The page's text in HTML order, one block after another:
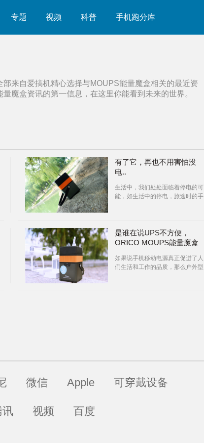
专题 视频 科普 手机跑分库
部来自爱搞机精心选择与MOUPS能量魔盒相关的最近资
量魔盒资讯的第一信息，在这里你能看到未来的世界。
有了它，再也不用害怕没
电..
生活中，我们处处面临着停电的可
能，如生活中的停电，旅途时的手
是谁在说UPS不方便，
ORICO MOUPS能量魔盒
还是尽情的玩你的无人机吧
如果说手机移动电源真正促进了人
们生活和工作的品质，那么户外型
微信 Apple 可穿戴设备
讯 视频 百度